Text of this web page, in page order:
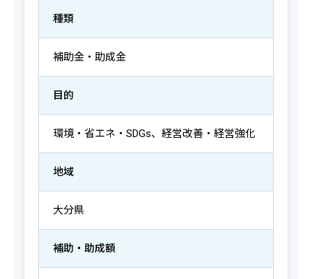
種類
補助金・助成金
目的
環境・省エネ・SDGs、経営改善・経営強化
地域
大分県
補助・助成額